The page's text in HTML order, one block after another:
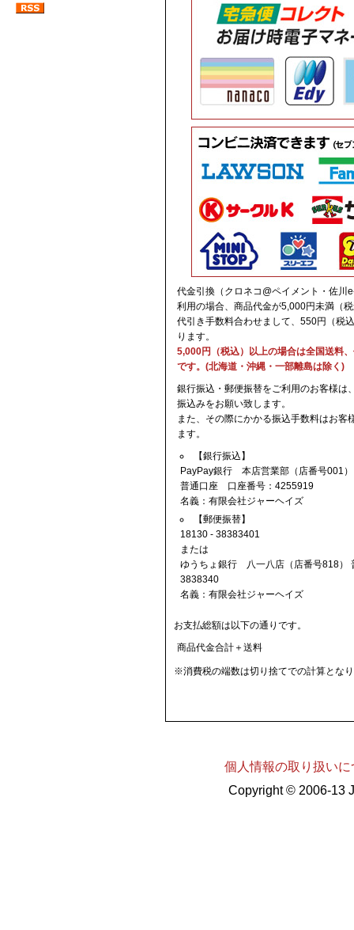
代金引換（クロネコ@ペイメント・佐川
利用の場合、商品代金が5,000円未満（
代引き手数料合わせまして、550円（税
ります。
5,000円（税込）以上の場合は全国送料
です。(北海道・沖縄・一部離島は除く)
銀行振込・郵便振替をご利用のお客様は
振込みをお願い致します。
また、その際にかかる振込手数料はお客
ます。
【銀行振込】
PayPay銀行 本店営業部（店番号001）
普通口座 口座番号：4255919
名義：有限会社ジャーヘイズ
【郵便振替】
18130 - 38383401
または
ゆうちょ銀行 八一八店（店番号818）
3838340
名義：有限会社ジャーヘイズ
お支払総額は以下の通りです。
商品代金合計＋送料
※消費税の端数は切り捨てでの計算とな
個人情報の取り扱いに
Copyright © 2006-13